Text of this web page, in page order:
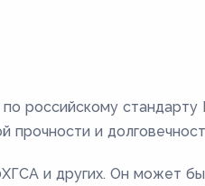
российскому
прочности и
и других. Он может